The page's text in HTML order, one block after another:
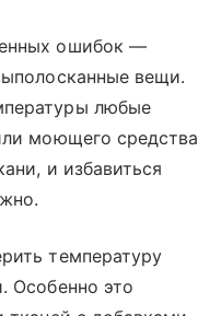
ошибок —
вещи.
любые
моющего средства
и избавиться
температуру
Особенно это